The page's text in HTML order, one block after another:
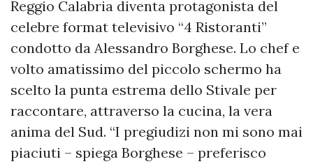
Reggio Calabria diventa protagonista del
celebre format televisivo “4 Ristoranti”
condotto da Alessandro Borghese. Lo chef e
volto amatissimo del piccolo schermo ha
scelto la punta estrema dello Stivale per
raccontare, attraverso la cucina, la vera
anima del Sud. “I pregiudizi non mi sono mai
piaciuti – spiega Borghese – preferisco